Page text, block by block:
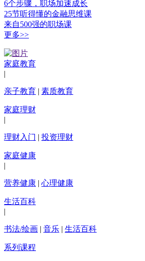
6个步骤，职场加速成长
25节听得懂的金融思维课
来自500强的职场课
更多>>
家庭教育
|
亲子教育 | 素质教育
家庭理财
|
理财入门 | 投资理财
家庭健康
|
营养健康 | 心理健康
生活百科
|
书法/绘画 | 音乐 | 生活百科
系列课程